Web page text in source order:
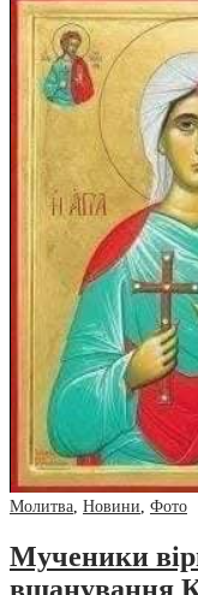
Молитва, Новини, Фото
Мученики